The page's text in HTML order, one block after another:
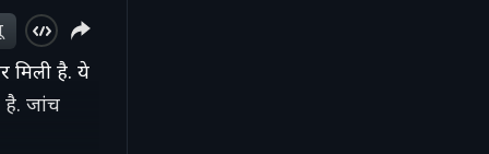
मिली है. ये
है. जांच